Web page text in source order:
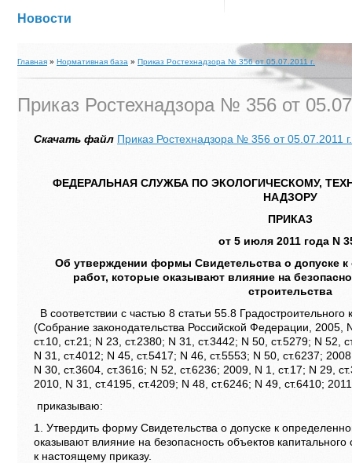
Новости
Главная » Нормативная база » Приказ Ростехнадзора № 356 от 05.07.2011 г.
Приказ Ростехнадзора № 356 от
Скачать файл Приказ Ростехнадзора № 356 от 05.07.2011 г.
ФЕДЕРАЛЬНАЯ СЛУЖБА ПО ЭКОЛОГИЧЕСКОМУ,
НАДЗОРУ
ПРИКАЗ
от 5 июля 2011 года N
Об утверждении формы Свидетельства о допуске
работ, которые оказывают влияние на
строительства
В соответствии с частью 8 статьи 55.8
(Собрание законодательства Российской Федерации, 2005,
ст.10, ст.21; N 23, ст.2380; N 31, ст.3442; N 50, ст.5279; N 52,
N 31, ст.4012; N 45, ст.5417; N 46, ст.5553; N 50, ст.6237;
N 30, ст.3604, ст.3616; N 52, ст.6236; 2009, N 1, ст.17; N 29,
2010, N 31, ст.4195, ст.4209; N 48, ст.6246; N 49, ст.6410;
приказываю:
1. Утвердить форму Свидетельства о допуске к
оказывают влияние на безопасность объектов
к настоящему приказу.